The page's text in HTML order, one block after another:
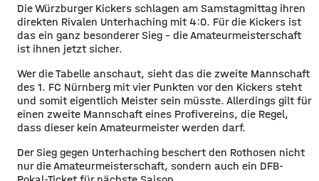
Die Würzburger Kickers schlagen am Samstagmittag ihren
direkten Rivalen Unterhaching mit 4:0. Für die Kickers ist
das ein ganz besonderer Sieg – die Amateurmeisterschaft
ist ihnen jetzt sicher.
Wer die Tabelle anschaut, sieht das die zweite Mannschaft
des 1. FC Nürnberg mit vier Punkten vor den Kickers steht
und somit eigentlich Meister sein müsste. Allerdings gilt für
einen zweite Mannschaft eines Profivereins, die Regel,
dass dieser kein Amateurmeister werden darf.
Der Sieg gegen Unterhaching beschert den Rothosen nicht
nur die Amateurmeisterschaft, sondern auch ein DFB-